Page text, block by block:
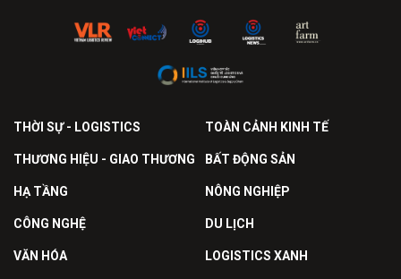
THỜI SỰ - LOGISTICS TOÀN CẢNH KINH TẾ
THƯƠNG HIỆU - GIAO THƯƠNG BẤT ĐỘNG SẢN
HẠ TẦNG NÔNG NGHIỆP
CÔNG NGHỆ DU LỊCH
VĂN HÓA LOGISTICS XANH